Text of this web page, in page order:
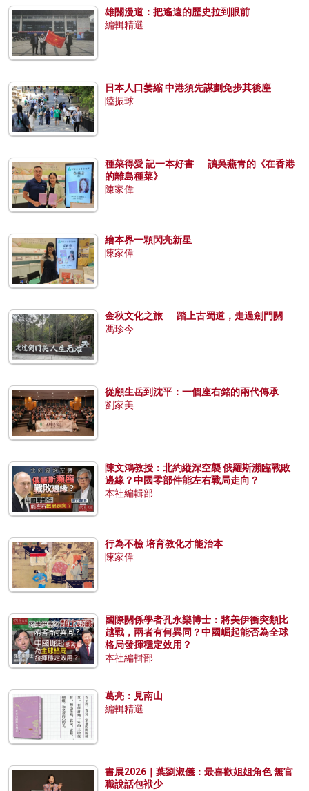
雄關漫道：把遙遠的歷史拉到眼前
編輯精選
日本人口萎縮 中港須先謀劃免步其後塵
陸振球
種菜得愛 記一本好書──讀吳燕青的《在香港
的離島種菜》
陳家偉
繪本界一顆閃亮新星
陳家偉
金秋文化之旅──踏上古蜀道，走過劍門關
馮珍今
從顧生岳到沈平：一個座右銘的兩代傳承
劉家美
陳文鴻教授：北約縱深空襲 俄羅斯瀕臨戰敗
邊緣？中國零部件能左右戰局走向？
本社編輯部
行為不檢 培育教化才能治本
陳家偉
國際關係學者孔永樂博士：將美伊衝突類比
越戰，兩者有何異同？中國崛起能否為全球
格局發揮穩定效用？
本社編輯部
葛亮：見南山
編輯精選
書展2026｜葉劉淑儀：最喜歡姐姐角色 無官
職說話包袱少